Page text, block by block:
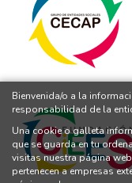
Bienvenida/o a la
responsabilidad de la
Una cookie o galleta
que se guarda en tu
visitas nuestra página
pertenecen a empresas